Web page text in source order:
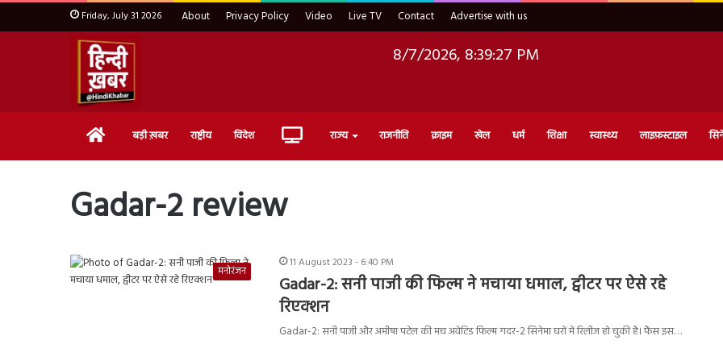
Friday, July 31 2026 About Privacy Policy Video Live TV Contact Advertise with us
8/7/2026, 8:39:28 PM
Home बड़ी ख़बर राष्ट्रीय विदेश Live राज्य राजनीति क्राइम खेल धर्म शिक्षा स्वास्थ्य लाइफ़स्टाइल
Gadar-2 review
मनोरंजन
11 August 2023 - 6:40 PM
Gadar-2: सनी पाजी की फिल्म ने मचाया धमाल, ट्वीटर पर ऐसे रहे
रिएक्शन
Gadar-2: सनी पाजी और अमीषा पटेल की मच अवेटिड फिल्म गदर-2 सिनेमा घरों में रिलीज हो चुकी है। फैंस इस…